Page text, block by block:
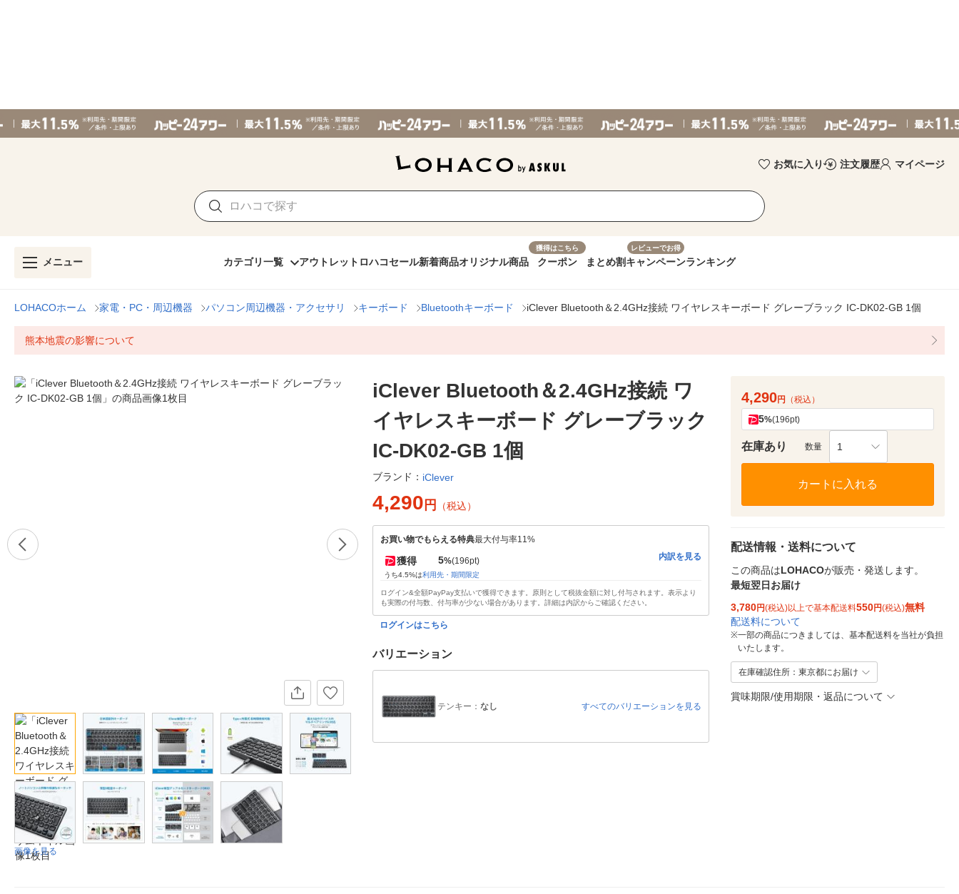
お気に入り 注文履歴 マイページ
メニュー カテゴリ一覧 アウトレット ロハコセール新着商品オリジナル商品
獲得はこちら
クーポン まとめ割
レビューでお得
キャンペーンランキング
LOHACOホーム 家電・PC・周辺機器 パソコン周辺機器・アクセサリ キーボード Bluetoothキーボード iClever Bluetooth＆2.4GHz接続 ワイヤレスキーボード グレーブラック IC-DK02-GB 1個
熊本地震の影響について
画像を見る
iClever Bluetooth＆2.4GHz接続 ワ
イヤレスキーボード グレーブラック
IC-DK02-GB 1個
ブランド： iClever
4,290 円 （税込）
お買い物でもらえる特典最大付与率11%
獲得 5%(196pt)
うち4.5%は利用先・期間限定
内訳を見る
ログイン&全額PayPay支払いで獲得できます。原則として税抜金額に対し付与されます。表示より
も実際の付与数、付与率が少ない場合があります。詳細は内訳からご確認ください。
ログインはこちら
バリエーション
テンキー： なし すべてのバリエーションを見る
4,290円 （税込）
5%(196pt)
在庫あり 数量 1
カートに入れる
配送情報・送料について
この商品はLOHACOが販売・発送します。
最短翌日お届け
3,780円(税込)以上で基本配送料550円(税込)無料
配送料について
※一部の商品につきましては、基本配送料を当社が負担
いたします。
在庫確認住所：東京都にお届け
賞味期限/使用期限・返品について